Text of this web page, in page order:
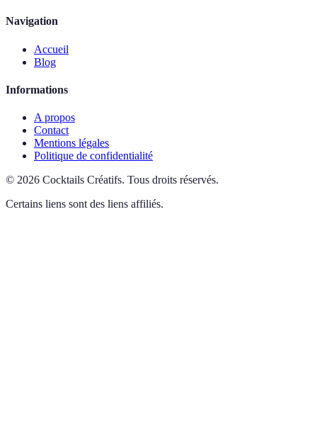
Navigation
Accueil
Blog
Informations
A propos
Contact
Mentions légales
Politique de confidentialité
© 2026 Cocktails Créatifs. Tous droits réservés.
Certains liens sont des liens affiliés.